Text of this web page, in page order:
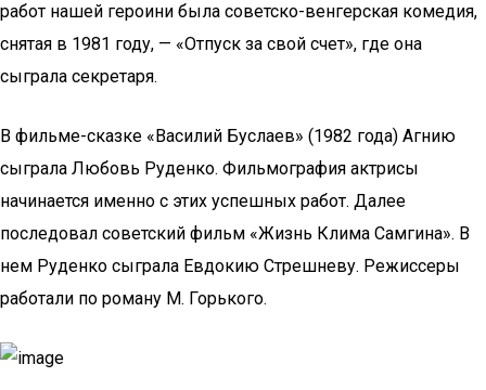
работ нашей героини была советско-венгерская комедия,
снятая в 1981 году, — «Отпуск за свой счет», где она
сыграла секретаря.
В фильме-сказке «Василий Буслаев» (1982 года) Агнию
сыграла Любовь Руденко. Фильмография актрисы
начинается именно с этих успешных работ. Далее
последовал советский фильм «Жизнь Клима Самгина». В
нем Руденко сыграла Евдокию Стрешневу. Режиссеры
работали по роману М. Горького.